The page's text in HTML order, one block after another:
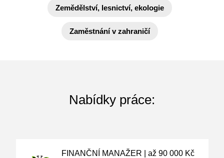
Zemědělství, lesnictví, ekologie
Zaměstnání v zahraničí
Nabídky práce:
FINANČNÍ MANAŽER | až 90 000 Kč